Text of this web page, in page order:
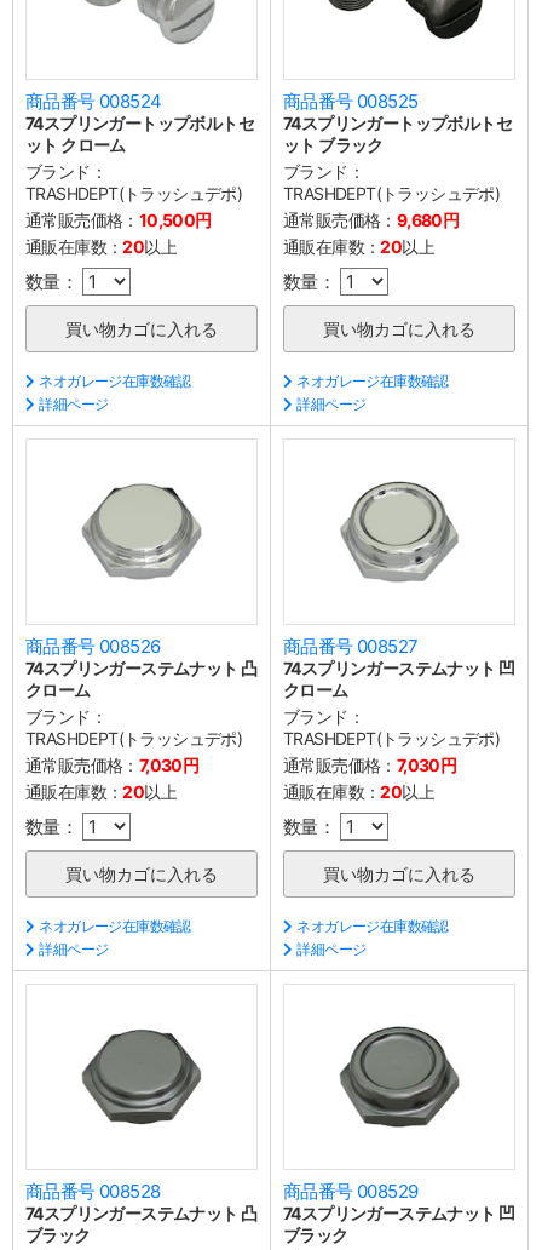
商品番号 008524
74スプリンガートップボルトセ
ット クローム
ブランド：
TRASHDEPT(トラッシュデポ)
通常販売価格： 10,500円
通販在庫数：20以上
数量：
ネオガレージ在庫数確認
詳細ページ
商品番号 008525
74スプリンガートップボルトセ
ット ブラック
ブランド：
TRASHDEPT(トラッシュデポ)
通常販売価格： 9,680円
通販在庫数：20以上
数量：
ネオガレージ在庫数確認
詳細ページ
商品番号 008526
74スプリンガーステムナット 凸
クローム
ブランド：
TRASHDEPT(トラッシュデポ)
通常販売価格： 7,030円
通販在庫数：20以上
数量：
ネオガレージ在庫数確認
詳細ページ
商品番号 008527
74スプリンガーステムナット 凹
クローム
ブランド：
TRASHDEPT(トラッシュデポ)
通常販売価格： 7,030円
通販在庫数：20以上
数量：
ネオガレージ在庫数確認
詳細ページ
商品番号 008528
74スプリンガーステムナット 凸
ブラック
商品番号 008529
74スプリンガーステムナット 凹
ブラック